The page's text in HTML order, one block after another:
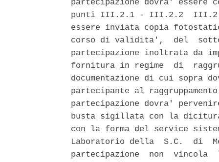
partecipazione dovra' essere
punti III.2.1 - III.2.2
essere inviata copia
corso di validita',  del
partecipazione inoltrata da
fornitura in regime  di
documentazione di cui sopra
partecipante al
partecipazione dovra'
busta sigillata con la
con la forma del service
Laboratorio della  S.C.  di
partecipazione  non